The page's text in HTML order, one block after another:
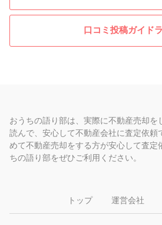
口コミ投稿ガイド
おうちの語り部は、実際に不動産売却を
読んで、安心して不動産会社に査定依頼
めて不動産売却をする方が安心して査定
ちの語り部をぜひご利用ください。
トップ 運営会社